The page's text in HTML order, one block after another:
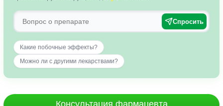
Спросить
Какие побочные эффекты?
Можно ли с другими лекарствами?